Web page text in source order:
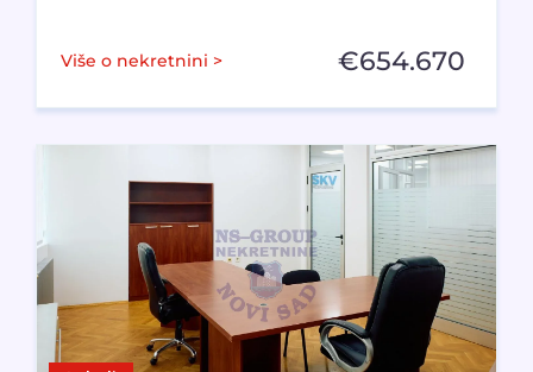
Više o nekretnini > €654.670